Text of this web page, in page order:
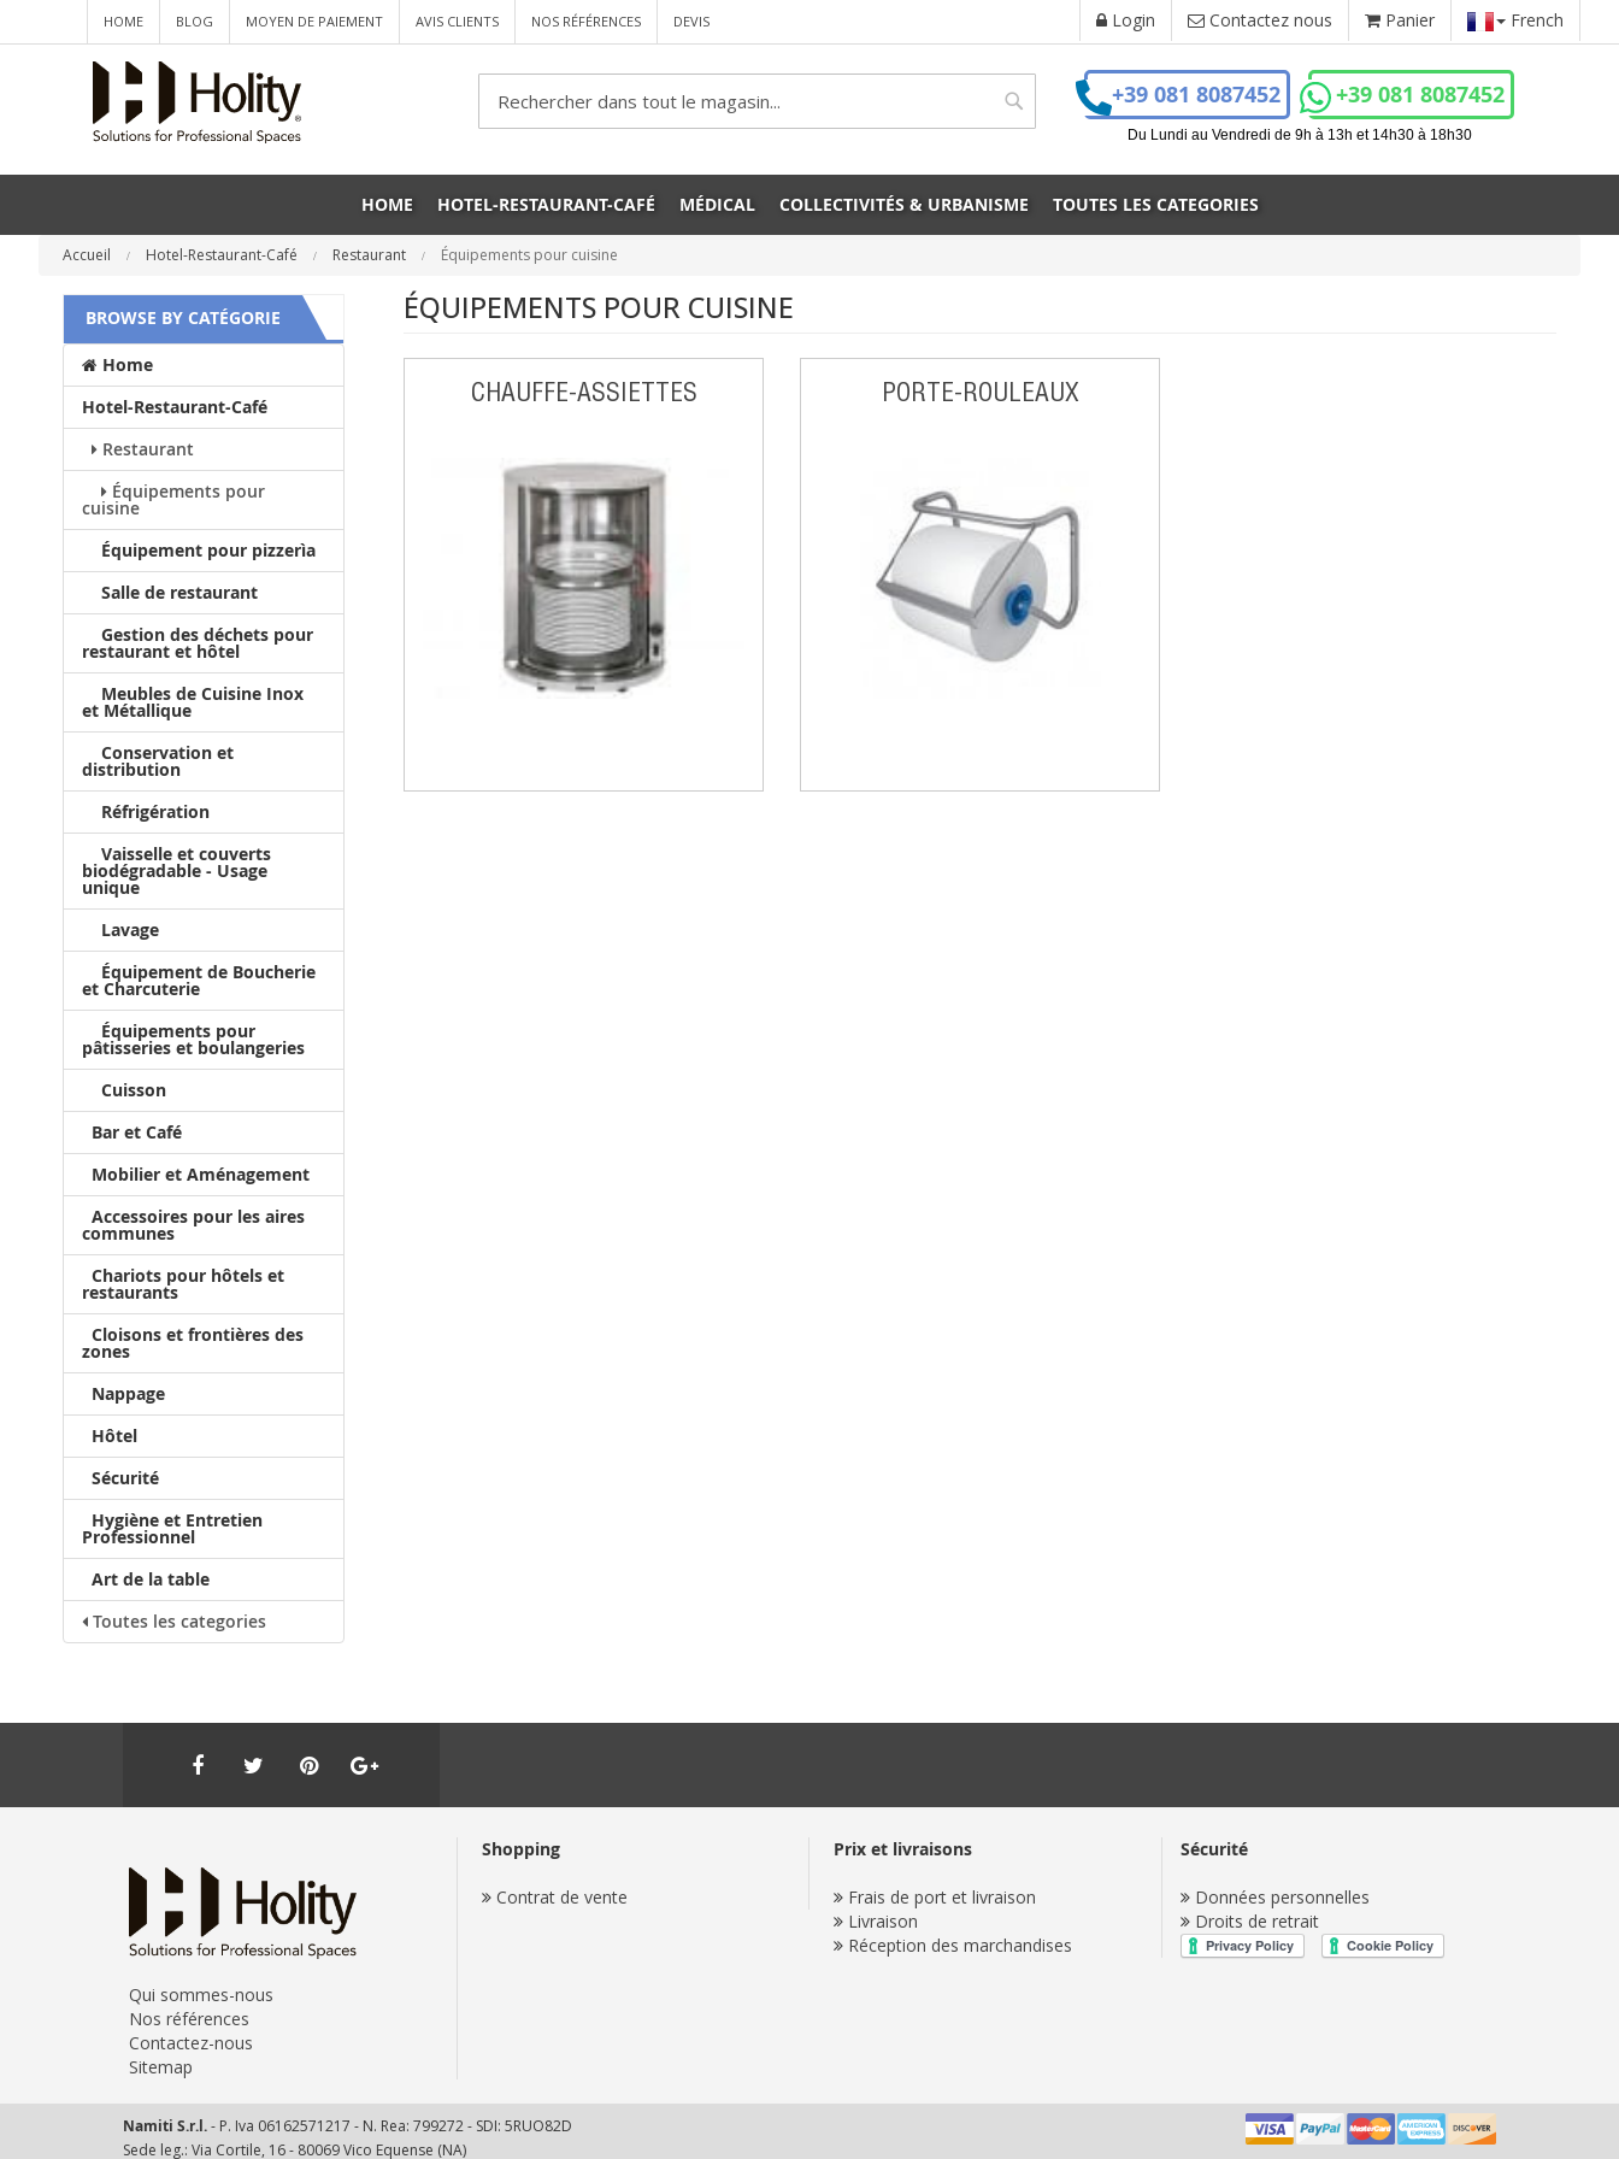
HOME BLOG MOYEN DE PAIEMENT AVIS CLIENTS NOS RÉFÉRENCES DEVIS Login Contactez nous Panier French
Chercher
Chercher
+39 081 8087452 +39 081 8087452
Du Lundi au Vendredi de 9h à 13h et 14h30 à 18h30
HOME HOTEL-RESTAURANT-CAFÉ MÉDICAL COLLECTIVITÉS & URBANISME TOUTES LES CATEGORIES
Accueil Hotel-Restaurant-Café Restaurant Équipements pour cuisine
ÉQUIPEMENTS POUR CUISINE
CHAUFFE-ASSIETTES PORTE-ROULEAUX
BROWSE BY CATÉGORIE
Home
Hotel-Restaurant-Café
Restaurant
Équipements pour
cuisine
Équipement pour pizzerìa
Salle de restaurant
Gestion des déchets pour
restaurant et hôtel
Meubles de Cuisine Inox
et Métallique
Conservation et
distribution
Réfrigération
Vaisselle et couverts
biodégradable - Usage
unique
Lavage
Équipement de Boucherie
et Charcuterie
Équipements pour
pâtisseries et boulangeries
Cuisson
Bar et Café
Mobilier et Aménagement
Accessoires pour les aires
communes
Chariots pour hôtels et
restaurants
Cloisons et frontières des
zones
Nappage
Hôtel
Sécurité
Hygiène et Entretien
Professionnel
Art de la table
Toutes les categories
Qui sommes-nous
Nos références
Contactez-nous
Sitemap
Shopping
Contrat de vente
Prix et livraisons
Frais de port et livraison
Livraison
Réception des marchandises
Sécurité
Données personnelles
Droits de retrait
Namiti S.r.l.- P. Iva 06162571217 - N. Rea: 799272 - SDI: 5RUO82D
Sede leg.: Via Cortile, 16 - 80069 Vico Equense (NA)